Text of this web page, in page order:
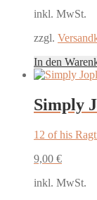
inkl. MwSt.
zzgl.
In den
Simply
12 of his
9,00 €
inkl. MwSt.